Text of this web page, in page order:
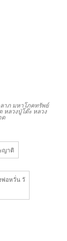
าภ มหาโภคทรัพย์
หลวงปู่โต๊ะ หลวง
ด
ญาติ
พ่อหวั่น วั